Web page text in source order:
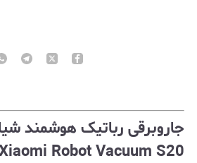
جاروبرقی رباتیک هوشمند